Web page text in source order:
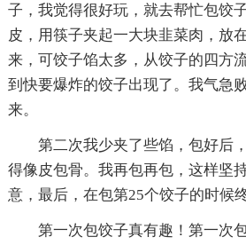
子，我觉得很好玩，就去帮忙包饺
皮，用筷子夹起一大块韭菜肉，放
来，可饺子馅太多，从饺子的四方
到快要爆炸的饺子出现了。我气急
来。
第二次我少夹了些馅，包好后
得像皮包骨。我再包再包，这样坚
意，最后，在包第25个饺子的时候
第一次包饺子真有趣！第一次